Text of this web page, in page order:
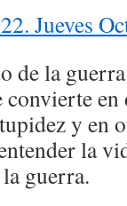
Jueves
de la
en
y en
la
guerra.